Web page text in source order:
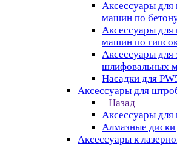
Аксессуары
машин по
Аксессуары
машин по
Аксессуары для
шлифовальных
Насадки для
Аксессуары для
Назад
Аксессуары для
Алмазные
Аксессуары к